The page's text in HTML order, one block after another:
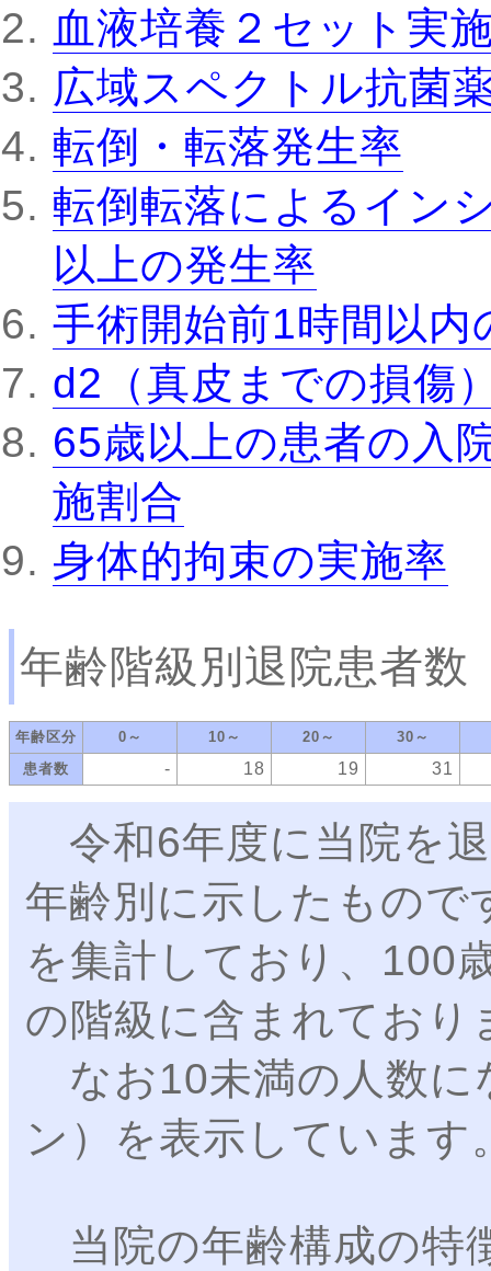
血液培養２セット実
広域スペクトル抗菌
転倒・転落発生率
転倒転落によるイン
以上の発生率
手術開始前1時間以
d2（真皮までの損傷
65歳以上の患者の入
施割合
身体的拘束の実施率
年齢階級別退院患者数
年齢区分 0～ 10～ 20～ 30～
患者数
‐ 18 19 31
令和6年度に当院を
年齢別に示したもので
を集計しており、100
の階級に含まれており
なお10未満の人数に
ン）を表示しています
当院の年齢構成の特